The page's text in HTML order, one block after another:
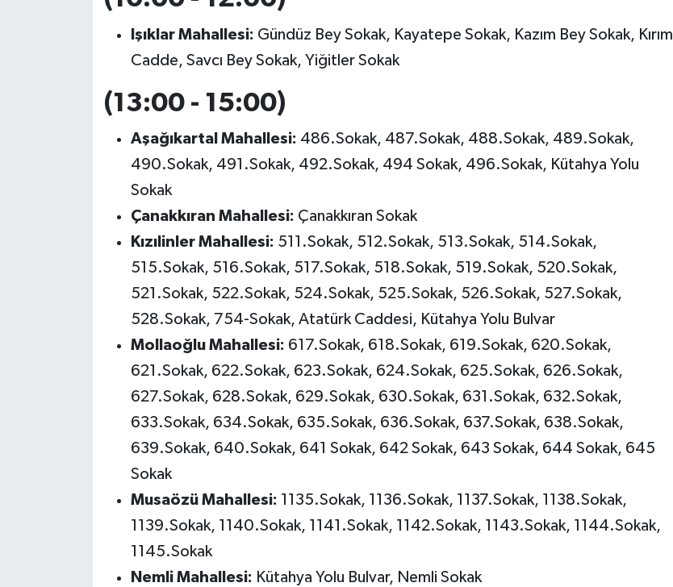
Işıklar Mahallesi: Gündüz Bey Sokak, Kayatepe Sokak, Kazım Bey Sokak, Kırım
Cadde, Savcı Bey Sokak, Yiğitler Sokak
(13:00 - 15:00)
Aşağıkartal Mahallesi: 486.Sokak, 487.Sokak, 488.Sokak, 489.Sokak,
490.Sokak, 491.Sokak, 492.Sokak, 494 Sokak, 496.Sokak, Kütahya Yolu
Sokak
Çanakkıran Mahallesi: Çanakkıran Sokak
Kızılinler Mahallesi: 511.Sokak, 512.Sokak, 513.Sokak, 514.Sokak,
515.Sokak, 516.Sokak, 517.Sokak, 518.Sokak, 519.Sokak, 520.Sokak,
521.Sokak, 522.Sokak, 524.Sokak, 525.Sokak, 526.Sokak, 527.Sokak,
528.Sokak, 754-Sokak, Atatürk Caddesi, Kütahya Yolu Bulvar
Mollaoğlu Mahallesi: 617.Sokak, 618.Sokak, 619.Sokak, 620.Sokak,
621.Sokak, 622.Sokak, 623.Sokak, 624.Sokak, 625.Sokak, 626.Sokak,
627.Sokak, 628.Sokak, 629.Sokak, 630.Sokak, 631.Sokak, 632.Sokak,
633.Sokak, 634.Sokak, 635.Sokak, 636.Sokak, 637.Sokak, 638.Sokak,
639.Sokak, 640.Sokak, 641 Sokak, 642 Sokak, 643 Sokak, 644 Sokak, 645
Sokak
Musaözü Mahallesi: 1135.Sokak, 1136.Sokak, 1137.Sokak, 1138.Sokak,
1139.Sokak, 1140.Sokak, 1141.Sokak, 1142.Sokak, 1143.Sokak, 1144.Sokak,
1145.Sokak
Nemli Mahallesi: Kütahya Yolu Bulvar, Nemli Sokak